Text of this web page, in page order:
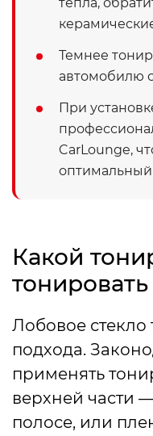
Темнее
автомобилю
При
CarLounge,
оптимальный
Какой
Лобовое стекло
подхода.
применять
верхней части
полосе, или